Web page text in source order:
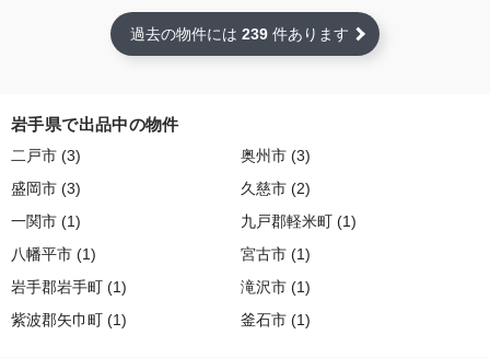
過去の物件には 239 件あります
岩手県で出品中の物件
二戸市 (3) 奥州市 (3)
盛岡市 (3) 久慈市 (2)
一関市 (1) 九戸郡軽米町 (1)
八幡平市 (1) 宮古市 (1)
岩手郡岩手町 (1) 滝沢市 (1)
紫波郡矢巾町 (1) 釜石市 (1)